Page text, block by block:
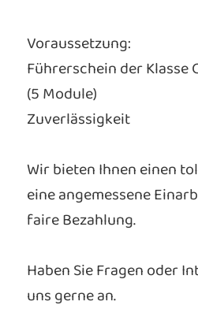
Voraussetzung:
Führerschein der Klasse
(5 Module)
Zuverlässigkeit
Wir bieten Ihnen einen
eine angemessene
faire Bezahlung.
Haben Sie Fragen oder
uns gerne an.